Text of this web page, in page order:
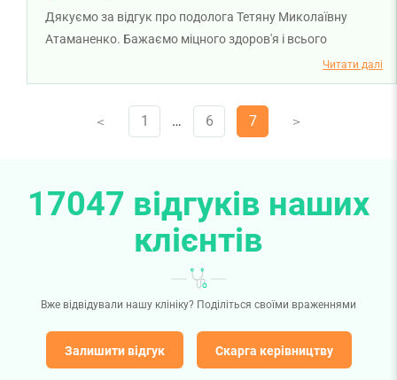
Дякуємо за відгук про подолога Тетяну Миколаївну
Атаманенко. Бажаємо міцного здоров'я і всього
Читати далі
V 1 … 6 7 V
17047 відгуків наших
клієнтів
Вже відвідували нашу клініку? Поділіться своїми враженнями
Залишити відгук Скарга керівництву